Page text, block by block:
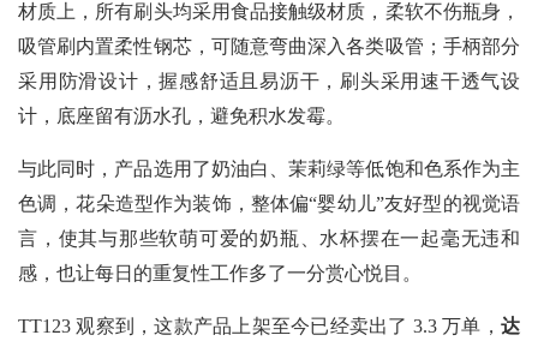
材质上，所有刷头均采用食品接触级材质，柔软不伤瓶身，
吸管刷内置柔性钢芯，可随意弯曲深入各类吸管；手柄部分
采用防滑设计，握感舒适且易沥干，刷头采用速干透气设
计，底座留有沥水孔，避免积水发霉。
与此同时，产品选用了奶油白、茉莉绿等低饱和色系作为主
色调，花朵造型作为装饰，整体偏“婴幼儿”友好型的视觉语
言，使其与那些软萌可爱的奶瓶、水杯摆在一起毫无违和
感，也让每日的重复性工作多了一分赏心悦目。
TT123 观察到，这款产品上架至今已经卖出了 3.3 万单， 达